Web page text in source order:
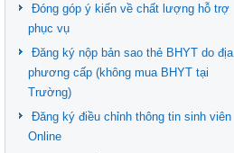
Đóng góp ý kiến về chất lượng hỗ trợ
phục vụ
Đăng ký nộp bản sao thẻ BHYT do địa
phương cấp (không mua BHYT tại
Trường)
Đăng ký điều chỉnh thông tin sinh viên
Online